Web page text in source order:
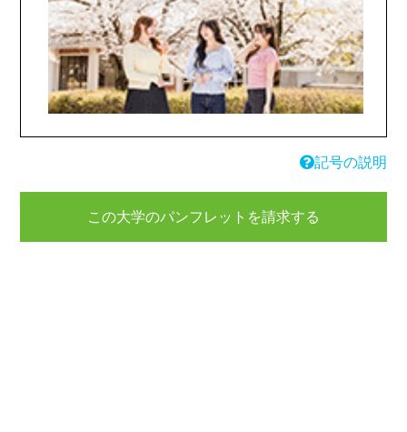
記号の説明
この大学のパンフレットを請求する